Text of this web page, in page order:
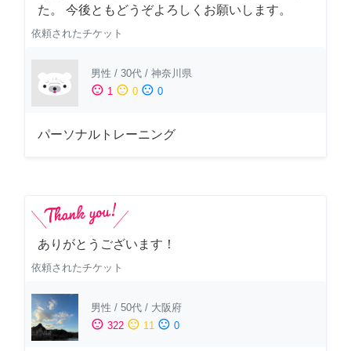
た。 今後ともどうぞよろしくお願いします。
依頼されたチケット
男性 / 30代 / 神奈川県
sentiment_satisfied 1 sentiment_neutral 0 sentiment_dissatisfied 0
パーソナルトレーニング
ありがとうございます！
依頼されたチケット
男性 / 50代 / 大阪府
sentiment_satisfied 322 sentiment_neutral 11 sentiment_dissatisfied 0